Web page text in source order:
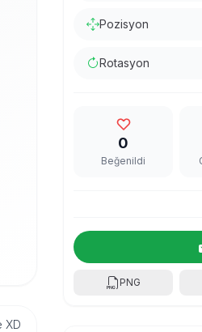
XD
Pozisyon
Rotasyon
0
Beğenildi
PNG